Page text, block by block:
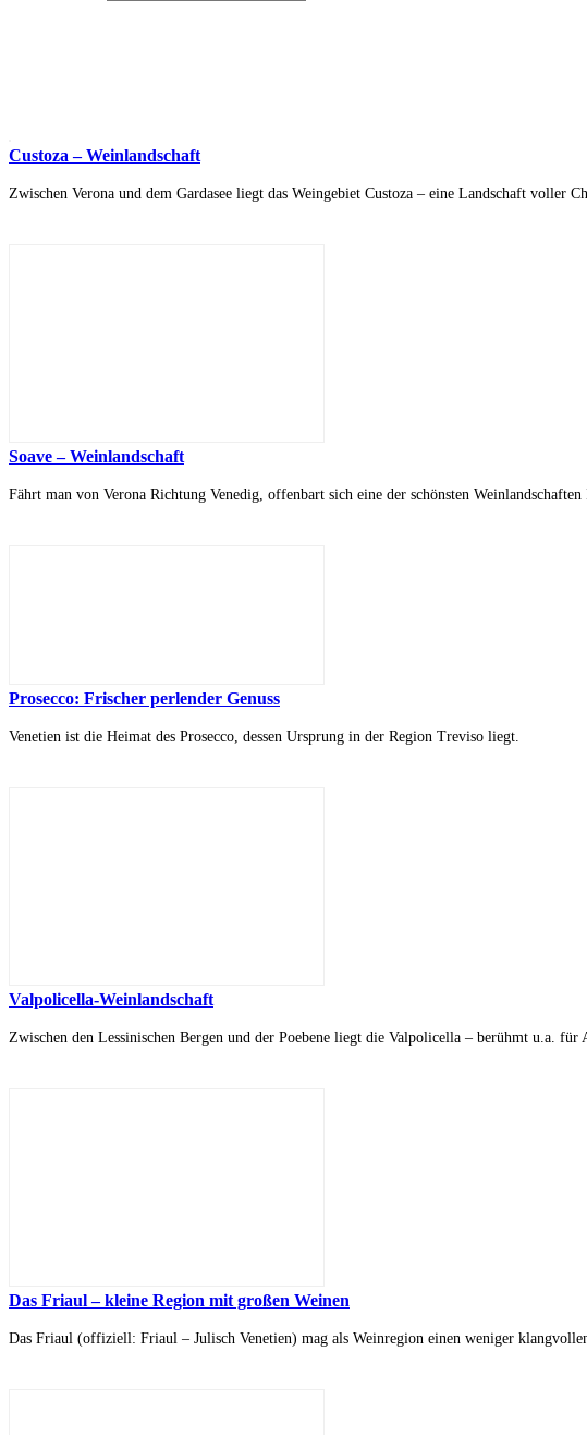
Custoza – Weinlandschaft
Zwischen Verona und dem Gardasee liegt das Weingebiet Custoza – eine Landschaft voller
Soave – Weinlandschaft
Fährt man von Verona Richtung Venedig, offenbart sich eine der schönsten
Prosecco: Frischer perlender Genuss
Venetien ist die Heimat des Prosecco, dessen Ursprung in der Region Treviso liegt.
Valpolicella-Weinlandschaft
Zwischen den Lessinischen Bergen und der Poebene liegt die Valpolicella – berühmt u.a. für
Das Friaul – kleine Region mit großen Weinen
Das Friaul (offiziell: Friaul – Julisch Venetien) mag als Weinregion einen weniger